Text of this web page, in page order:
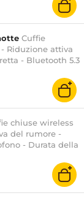
Cuffie
Riduzione attiva
- Bluetooth 5.3
- Autonomia
chiuse wireless
del rumore -
- Durata della